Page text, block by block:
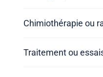
Chimiothérapie ou
Traitement ou